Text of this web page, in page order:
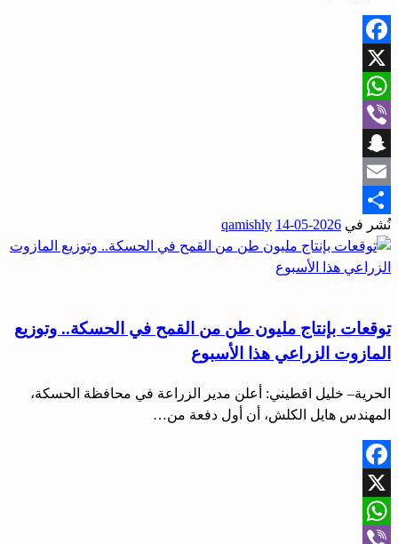
Facebook
X
WhatsApp
Viber
Snapchat
Email
Share
نُشر في 2026-05-14
qamishly
توقعات بإنتاج مليون طن من القمح في الحسكة.. وتوزيع
المازوت الزراعي هذا الأسبوع
الحرية– خليل اقطيني: أعلن مدير الزراعة في محافظة الحسكة،
المهندس هايل الكلش، أن أول دفعة من…
Facebook
X
WhatsApp